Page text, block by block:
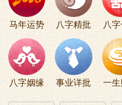
马年运势 八字精批 八
八字姻缘 事业详批 一